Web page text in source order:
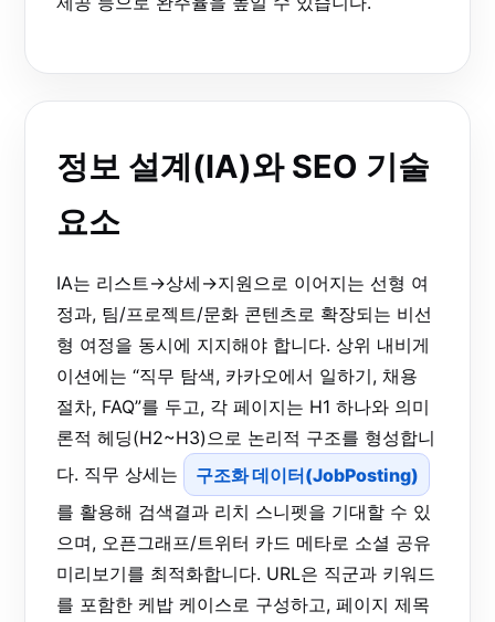
정보 설계(IA)와 SEO 기술
요소
IA는 리스트→상세→지원으로 이어지는 선형 여
정과, 팀/프로젝트/문화 콘텐츠로 확장되는 비선
형 여정을 동시에 지지해야 합니다. 상위 내비게
이션에는 “직무 탐색, 카카오에서 일하기, 채용
절차, FAQ”를 두고, 각 페이지는 H1 하나와 의미
론적 헤딩(H2~H3)으로 논리적 구조를 형성합니
다. 직무 상세는
구조화 데이터(JobPosting)
를 활용해 검색결과 리치 스니펫을 기대할 수 있
으며, 오픈그래프/트위터 카드 메타로 소셜 공유
미리보기를 최적화합니다. URL은 직군과 키워드
를 포함한 케밥 케이스로 구성하고, 페이지 제목